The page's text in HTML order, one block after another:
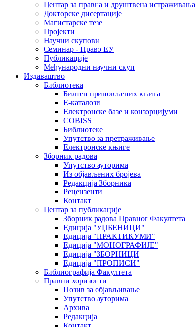
Центар за правна и друштвена истраживања
Докторске дисертације
Магистарске тезе
Пројекти
Научни скупови
Семинар - Право ЕУ
Публикације
Међународни научни скуп
Издаваштво
Библиотека
Билтен приновљених књига
Е-каталози
Електронске базе и конзорцијуми
COBISS
Библиотеке
Упутство за претраживање
Електронске књиге
Зборник радова
Упутство ауторима
Из објављених бројева
Редакција Зборника
Рецензенти
Контакт
Центар за публикације
Зборник радова Правног Факултета
Едиција "УЏБЕНИЦИ"
Едиција "ПРАКТИКУМИ"
Едиција "МОНОГРАФИЈЕ"
Едиција "ЗБОРНИЦИ
Едиција "ПРОПИСИ"
Библиографија Факултета
Правни хоризонти
Позив за објављивање
Упутство ауторима
Архива
Редакција
Контакт